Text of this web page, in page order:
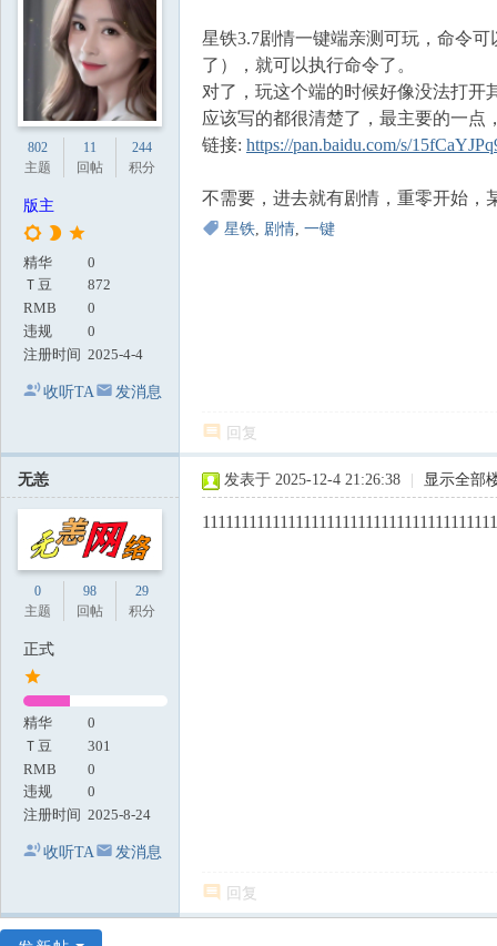
802
主题
11
回帖
244
积分
版主
精华
0
Ｔ豆
872
RMB
0
违规
0
注册时间 2025-4-4
收听TA 发消息
星铁3.7剧情一键端亲测可玩，命令
了），就可以执行命令了。
对了，玩这个端的时候好像没法打开
应该写的都很清楚了，最主要的一点
链接: https://pan.baidu.com/s/
不需要，进去就有剧情，重零开始，
星铁, 剧情, 一键
回复
无恙
0
主题
98
回帖
29
积分
正式
精华
0
Ｔ豆
301
RMB
0
违规
0
注册时间 2025-8-24
收听TA 发消息
发表于 2025-12-4 21:26:38 显示全部
回复